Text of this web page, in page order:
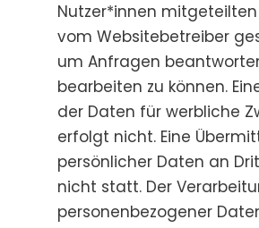
Nutzer*innen
vom Websitebetreiber
um Anfragen
bearbeiten zu können.
der Daten für werbliche
erfolgt nicht. Eine
persönlicher Daten an
nicht statt. Der
personenbezogener